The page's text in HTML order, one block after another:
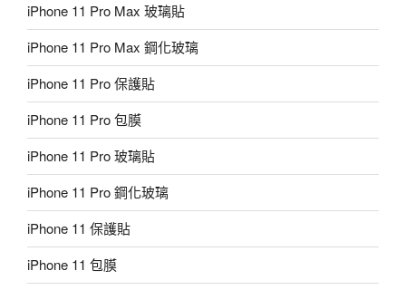
iPhone 11 Pro Max 玻璃貼
iPhone 11 Pro Max 鋼化玻璃
iPhone 11 Pro 保護貼
iPhone 11 Pro 包膜
iPhone 11 Pro 玻璃貼
iPhone 11 Pro 鋼化玻璃
iPhone 11 保護貼
iPhone 11 包膜